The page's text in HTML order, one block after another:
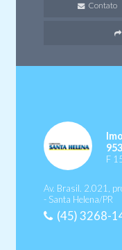
Contato
F
Av. Brasil. 2.021,
- Santa Helena/PR
(45) 3268-